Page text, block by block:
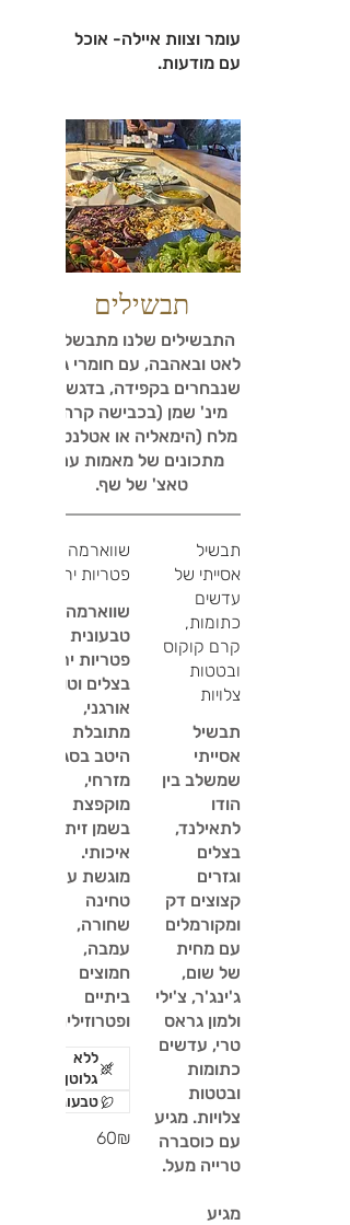
עומר וצוות איילה- אוכל
עם מודעות.
תבשילים
התבשילים שלנו מתבשלים
לאט ובאהבה, עם חומרי גלם
שנבחרים בקפידה, בדגש על
מינ' שמן (בכבישה קרה)
מלח (הימאליה או אטלנטי),
מתכונים של מאמות עם
טאצ' של שף.
תבשיל
אסייתי של
עדשים
כתומות,
קרם קוקוס
ובטטות
צלויות
תבשיל
אסייתי
שמשלב בין
הודו
לתאילנד,
בצלים
וגזרים
קצוצים דק
ומקורמלים
עם מחית
של שום,
ג'ינג'ר, צ'ילי
ולמון גראס
טרי, עדשים
כתומות
ובטטות
צלויות. מגיע
עם כוסברה
מגיע
שווארמה
פטריות ירדן
שווארמה
טבעונית של
פטריות ירדן,
בצלים וטופו
אורגני,
מתובלת
היטב בסגנון
מזרחי,
מוקפצת
בשמן זית
איכותי.
מוגשת עם
טחינה
שחורה,
עמבה,
חמוצים
ביתיים
ופטרוזיליה
‏60 ‏₪
ללא
גלוטן
טבעוני